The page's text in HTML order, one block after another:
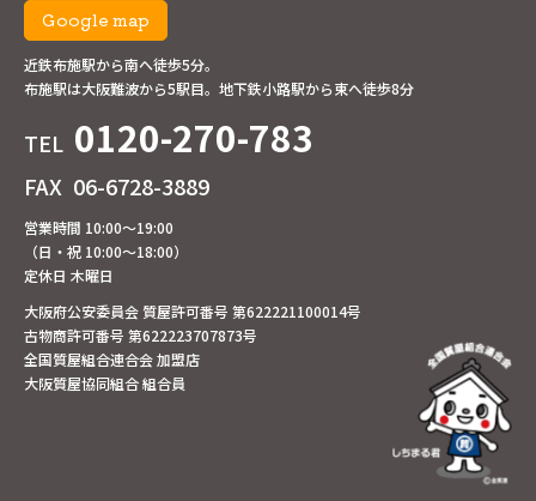
Google map
近鉄布施駅から南へ徒歩5分。
布施駅は大阪難波から5駅目。地下鉄小路駅から東へ徒歩8分
TEL 0120-270-783
FAX 06-6728-3889
営業時間 10:00～19:00
（日・祝 10:00～18:00）
定休日 木曜日
大阪府公安委員会 質屋許可番号 第622221100014号
古物商許可番号 第622223707873号
全国質屋組合連合会 加盟店
大阪質屋協同組合 組合員